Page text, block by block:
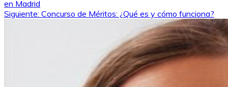
de
en Madrid
Siguiente: Concurso de Méritos: ¿Qué es y cómo funciona?